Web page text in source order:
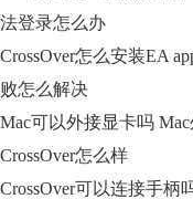
法登录怎么办
CrossOver怎么安装EA
败怎么解决
Mac可以外接显卡吗
CrossOver怎么样
CrossOver可以连接手柄